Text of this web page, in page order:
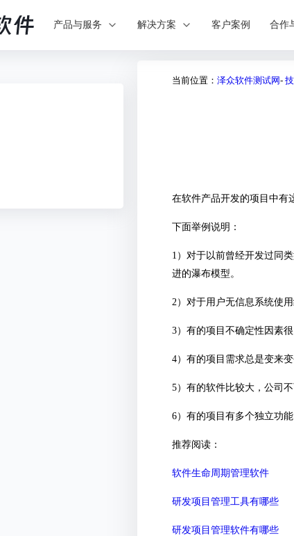
产品与服务 解决方案 客户案例 合作
当前位置： 泽众软件测试网-
在软件产品开发的项目中有
下面举例说明：
1）对于以前曾经开发过同
进的瀑布模型。
2）对于用户无信息系统使
3）有的项目不确定性因素
4）有的项目需求总是变来
5）有的软件比较大，公司
6）有的项目有多个独立功
推荐阅读：
软件生命周期管理软件
研发项目管理工具有哪些
研发项目管理软件有哪些